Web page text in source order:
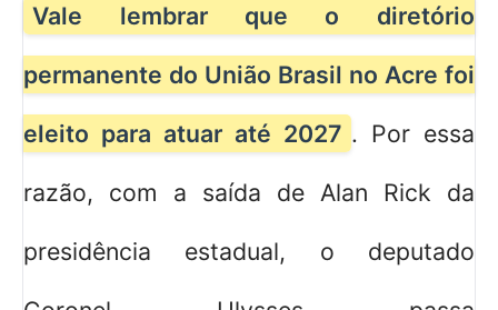
Vale lembrar que o diretório
permanente do União Brasil no Acre foi
eleito para atuar até 2027 . Por essa
razão, com a saída de Alan Rick da
presidência estadual, o deputado